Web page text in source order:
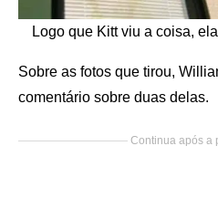
Logo que Kitt viu a coisa,
Sobre as fotos que tirou,
comentário sobre duas delas.
Continua após a